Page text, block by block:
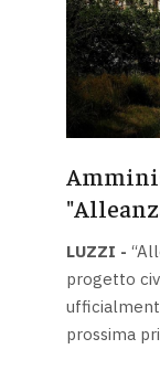
LUZZI -
progetto
prossima